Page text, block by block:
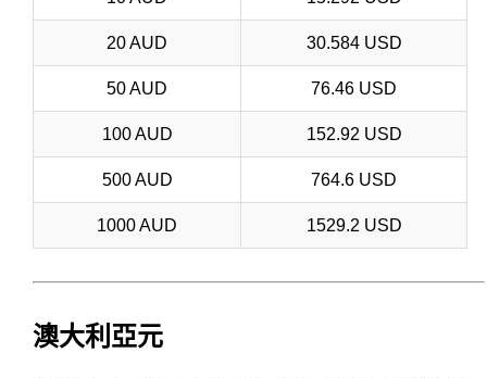
20 AUD 30.584 USD
50 AUD 76.46 USD
100 AUD 152.92 USD
500 AUD 764.6 USD
1000 AUD 1529.2 USD
澳大利亞元